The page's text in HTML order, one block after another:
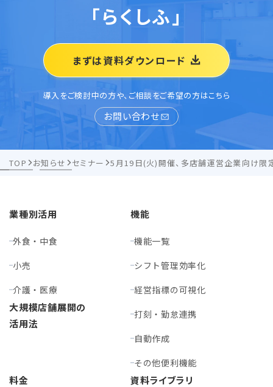
「らくしふ」
まずは資料ダウンロード
導入をご検討中の方や、ご相談をご希望の方はこちら
お問い合わせ
TOP お知らせ セミナー 5月19日(火)開催、多店舗運営企業向け限
業種別活用
外食・中食
小売
介護・医療
大規模店舗展開の
活用法
機能
機能一覧
シフト管理効率化
経営指標の可視化
打刻・勤怠連携
自動作成
その他便利機能
料金
資料ライブラリ